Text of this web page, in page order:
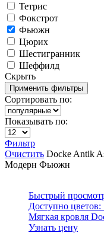
Тетрис
Фокстрот
Фьюжн
Цюрих
Шестигранник
Шеффилд
Скрыть
Сортировать по:
Показывать по:
Фильтр
Очистить Docke Antik
Модерн Фьюжн
Быстрый
Доступно цветов:
Мягкая кровля
Узнать цену